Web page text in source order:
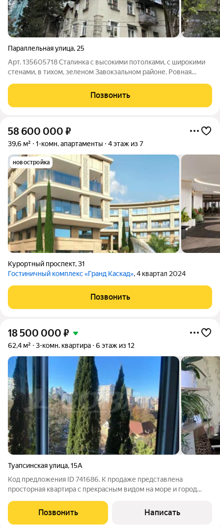
Параллельная улица, 25
Арт. 135605718 Сталинка с высокими потолками, с широкими
стенами, в тихом, зеленом Завокзальном районе. Ровная
шаговой доступности. Просторная, светлая, грамотно
спланированная квартира на
Позвонить
58 600 000 ₽
39,6 м² 1-комн. апартаменты 4 этаж из 7
новостройка
Курортный проспект,31
Гостиничный комплекс «Гранд Каскад», 4 квартал 2024
Позвонить
18 500 000 ₽
62,4 м² 3-комн. квартира 6 этаж из 12
Туапсинская улица,15А
Код предложения ID 741686. К продаже представлена
просторная квартира с прекрасным видом на море и город
локация. Вся необходимая инфраструктура находится в
шаговой доступности: 2 школы, детский
Позвонить Написать